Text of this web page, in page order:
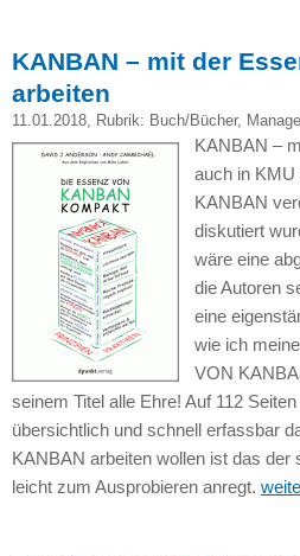
KANBAN – mit der
arbeiten
11.01.2018, Rubrik: Buch/Bücher,
KANBAN –
auch in KMU
KANBAN
diskutiert
wäre eine
die Autoren
eine
wie ich
VON
seinem Titel alle Ehre! Auf 112
übersichtlich und schnell erfassbar
KANBAN arbeiten wollen ist das der
leicht zum Ausprobieren anregt.